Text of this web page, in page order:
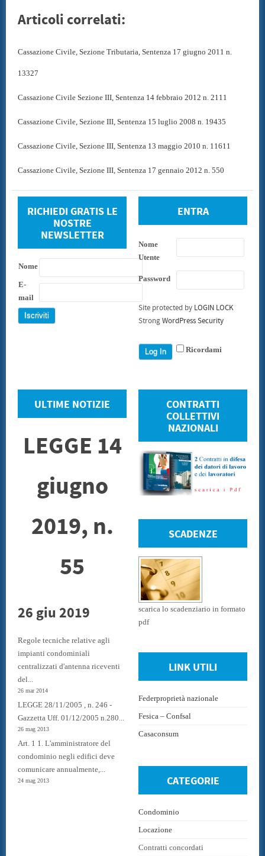
Articoli correlati:
Cassazione Civile, Sezione Tributaria, Sentenza 17 giugno 2011 n.
13327
Cassazione Civile Sezione III, Sentenza 14 febbraio 2012 n. 2111
Cassazione Civile, Sezione III, Sentenza 15 luglio 2008 n. 19435
Cassazione Civile, Sezione III, Sentenza 13 maggio 2010 n. 11611
Cassazione Civile, Sezione III, Sentenza 17 gennaio 2012 n. 550
RICHIEDI GRATIS LE
NOSTRE
NEWSLETTER
Nome
E-
mail
ENTRA
Nome
Utente
Password
Site protected by LOGIN LOCK
StrongWordPress Security
Ricordami
ULTIME NOTIZIE
LEGGE 14
giugno
2019, n.
55
26 giu 2019
Regole tecniche relative agli
impianti condominiali
centralizzati d'antenna riceventi
del...
26 mar 2014
LEGGE 28/11/2005 , n. 246 -
Gazzetta Uff. 01/12/2005 n.280...
26 mag 2013
Art. 1 1. L'amministratore del
condominio negli edifici deve
comunicare annualmente,...
24 mag 2013
CONTRATTI
COLLETTIVI
NAZIONALI
SCADENZE
scarica lo scadenziario in formato
pdf
LINK UTILI
Federproprietà nazionale
Fesica – Confsal
Casaconsum
CATEGORIE
Condominio
Locazione
Contratti concordati